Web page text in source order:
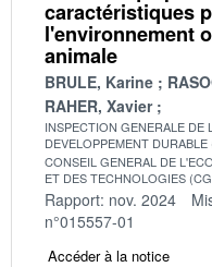
caractéristiques
l'environnement
animale
BRULE, Karine
RAHER, Xavier
INSPECTION GENERALE DE
DEVELOPPEMENT
CONSEIL GENERAL DE
ET DES TECHNOLOGIES
Rapport: nov. 2024
n°015557-01
Accéder à la notice